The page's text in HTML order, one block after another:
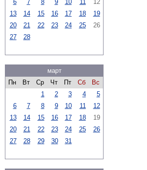
6 7 8 9 10 11
12
13
14 15 16 17 18
19
20
21 22 23 24 25
26
27
28
март
Пн
Вт Ср Чт Пт Сб
Вс
1
2 3 4
5
6
7 8 9 10 11
12
13
14 15 16 17 18
19
20
21 22 23 24 25
26
27
28 29 30 31